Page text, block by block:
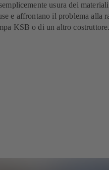
usura dei
e affrontano il problema alla
KSB o di un altro costruttore.